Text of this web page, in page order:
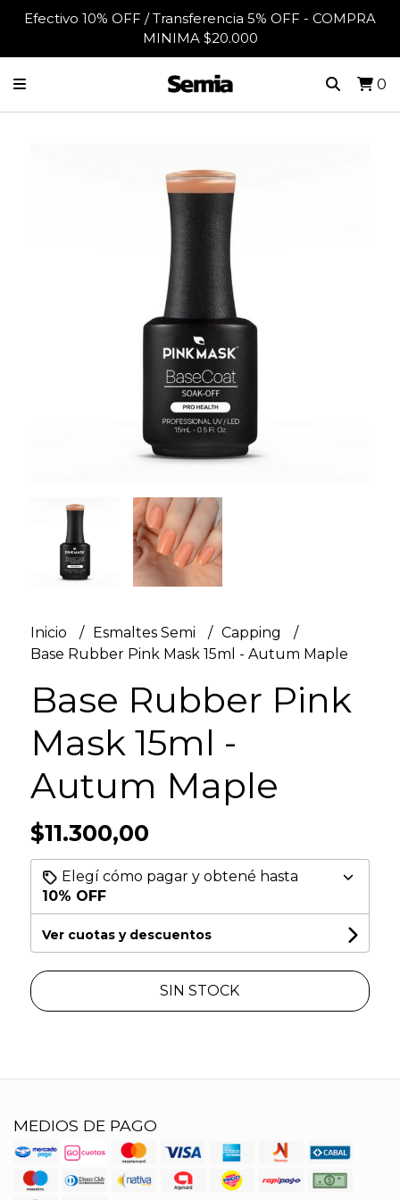
Efectivo 10% OFF / Transferencia 5% OFF - COMPRA
MINIMA $20.000
0
Inicio Esmaltes Semi
Capping
Base Rubber Pink Mask 15ml - Autum Maple
Base Rubber Pink
Mask 15ml -
Autum Maple
$11.300,00
Elegí cómo pagar y obtené hasta
10% OFF
Ver cuotas y descuentos
SIN STOCK
MEDIOS DE PAGO